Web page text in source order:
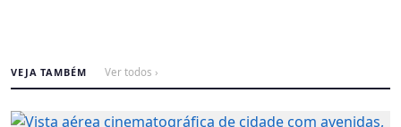
VEJA TAMBÉM Ver todos ›